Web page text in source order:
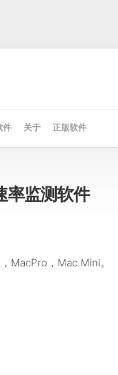
件 关于 正版软件
率监测软件
MacPro，Mac Mini。